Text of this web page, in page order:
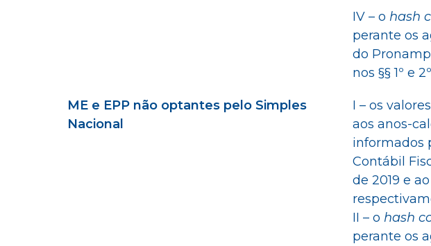
IV – o hash
perante os
do
nos §§ 1º e
ME e EPP não optantes pelo Simples
Nacional
I – os
aos anos-
informados
Contábil
de 2019 e
II – o hash
perante os